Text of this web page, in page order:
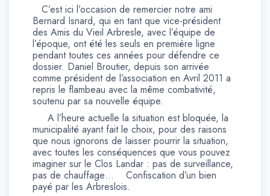
C’est ici l’occasion de remercier notre ami
Bernard Isnard, qui en tant que vice-président
des Amis du Vieil Arbresle, avec l’équipe de
l’époque, ont été les seuls en première ligne
pendant toutes ces années pour défendre ce
dossier. Daniel Broutier, depuis son arrivée
comme président de l’association en Avril 2011 a
repris le flambeau avec la même combativité,
soutenu par sa nouvelle équipe.
A l’heure actuelle la situation est bloquée, la
municipalité ayant fait le choix, pour des raisons
que nous ignorons de laisser pourrir la situation,
avec toutes les conséquences que vous pouvez
imaginer sur le Clos Landar : pas de surveillance,
pas de chauffage…
Confiscation d’un bien
payé par les Arbreslois.